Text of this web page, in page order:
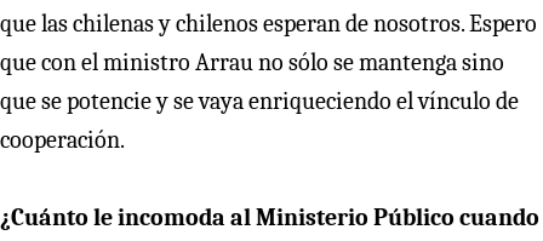
que las chilenas y chilenos esperan de nosotros. Espero
que con el ministro Arrau no sólo se mantenga sino
que se potencie y se vaya enriqueciendo el vínculo de
cooperación.
¿Cuánto le incomoda al Ministerio Público cuando